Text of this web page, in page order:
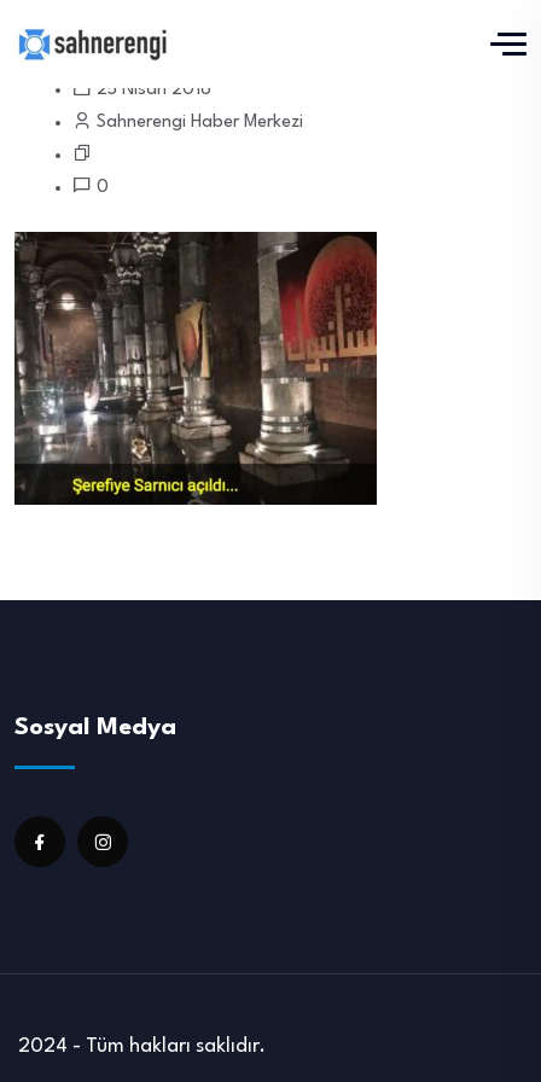
25 Nisan 2018
Sahnerengi Haber Merkezi
0
Sosyal Medya
2024 - Tüm hakları saklıdır.